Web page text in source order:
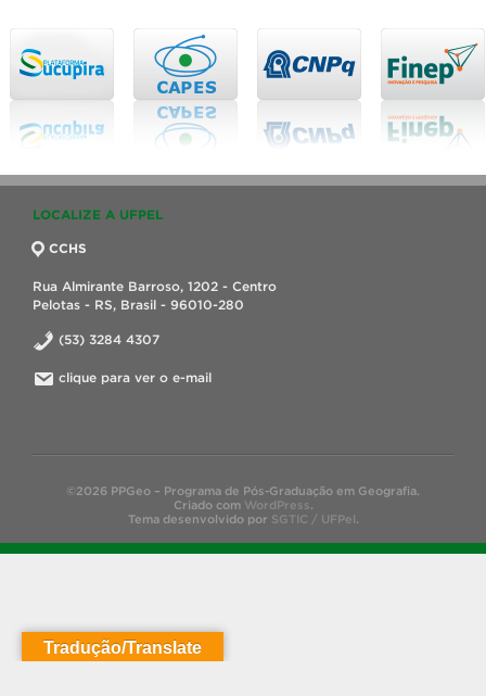
LOCALIZE A UFPEL
CCHS
Rua Almirante Barroso, 1202 - Centro
Pelotas - RS, Brasil - 96010-280
(53) 3284 4307
clique para ver o e-mail
©2026 PPGeo – Programa de Pós-Graduação em Geografia.
Criado com WordPress.
Tema desenvolvido por SGTIC / UFPel.
Tradução/Translate